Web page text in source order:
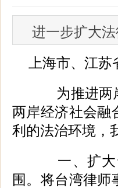
进一步扩大
上海市、江
为推进两岸
两岸经济社会融
利的法治环境，
一、扩大
围。将台湾律师